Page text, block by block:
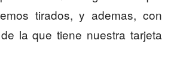
tirados, y ademas, con
la que tiene nuestra tarjeta